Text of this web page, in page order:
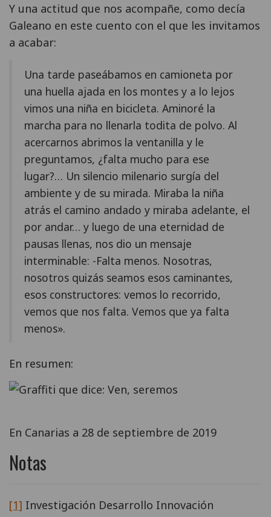
Y una actitud que nos acompañe, como decía
Galeano en este cuento con el que les invitamos
a acabar:
Una tarde paseábamos en camioneta por
una huella ajada en los montes y a lo lejos
vimos una niña en bicicleta. Aminoré la
marcha para no llenarla todita de polvo. Al
acercarnos abrimos la ventanilla y le
preguntamos, ¿falta mucho para ese
lugar?… Un silencio milenario surgía del
ambiente y de su mirada. Miraba la niña
atrás el camino andado y miraba adelante, el
por andar… y luego de una eternidad de
pausas llenas, nos dio un mensaje
interminable: -Falta menos. Nosotras,
nosotros quizás seamos esos caminantes,
esos constructores: vemos lo recorrido,
vemos que nos falta. Vemos que ya falta
menos».
En resumen:
En Canarias a 28 de septiembre de 2019
Notas
[1] Investigación Desarrollo Innovación